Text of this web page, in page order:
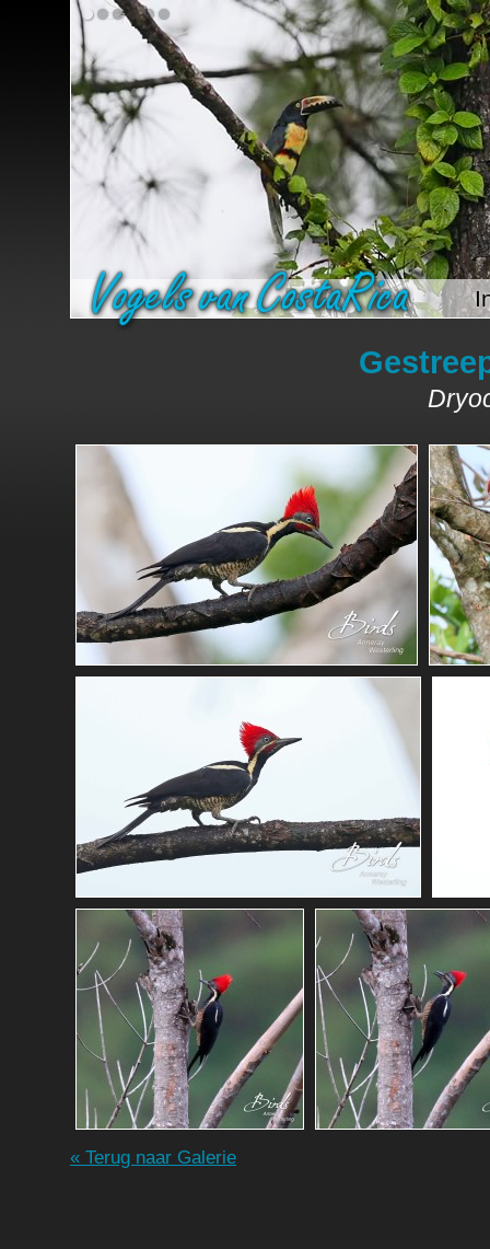
« Terug naar Galerie